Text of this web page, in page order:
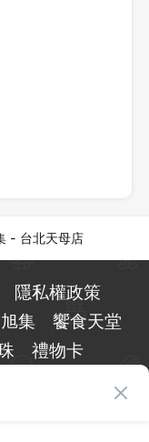
- 台北天母店
隱私權政策
旭集
饗食天堂
禮物卡